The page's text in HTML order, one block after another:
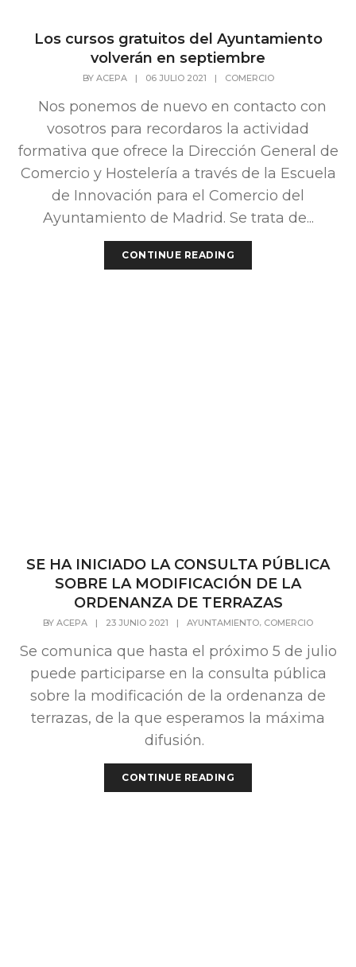
Los cursos gratuitos del Ayuntamiento
volverán en septiembre
BY ACEPA | 06 JULIO 2021 | COMERCIO
Nos ponemos de nuevo en contacto con
vosotros para recordaros la actividad
formativa que ofrece la Dirección General de
Comercio y Hostelería a través de la Escuela
de Innovación para el Comercio del
Ayuntamiento de Madrid. Se trata de...
CONTINUE READING
SE HA INICIADO LA CONSULTA PÚBLICA
SOBRE LA MODIFICACIÓN DE LA
ORDENANZA DE TERRAZAS
BY ACEPA | 23 JUNIO 2021 | AYUNTAMIENTO COMERCIO
Se comunica que hasta el próximo 5 de julio
puede participarse en la consulta pública
sobre la modificación de la ordenanza de
terrazas, de la que esperamos la máxima
difusión.
CONTINUE READING